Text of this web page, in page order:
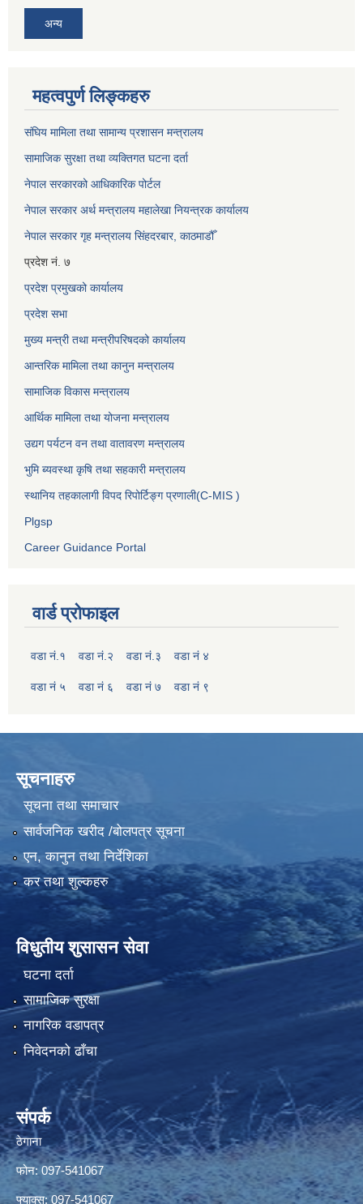
अन्य
महत्वपुर्ण लिङ्कहरु
संघिय मामिला तथा सामान्य प्रशासन मन्त्रालय
सामाजिक सुरक्षा तथा व्यक्तिगत घटना दर्ता
नेपाल सरकारको आधिकारिक पोर्टल
नेपाल सरकार अर्थ मन्त्रालय महालेखा नियन्त्रक कार्यालय
नेपाल सरकार गृह मन्त्रालय सिंहदरबार, काठमाडौँ
प्रदेश नं. ७
प्रदेश प्रमुखको कार्यालय
प्रदेश सभा
मुख्य मन्त्री तथा मन्त्रीपरिषदको कार्यालय
आन्तरिक मामिला तथा कानुन मन्त्रालय
सामाजिक विकास मन्त्रालय
आर्थिक मामिला तथा योजना मन्त्रालय
उद्यग पर्यटन वन तथा वातावरण मन्त्रालय
भुमि ब्यवस्था कृषि तथा सहकारी मन्त्रालय
स्थानिय तहकालागी विपद रिपोर्टिङ्ग प्रणाली(C-MIS )
Plgsp
Career Guidance Portal
वार्ड प्रोफाइल
वडा नं.१ वडा नं.२ वडा नं.३ वडा नं ४
वडा नं ५ वडा नं ६ वडा नं ७ वडा नं ९
सूचनाहरु
सूचना तथा समाचार
सार्वजनिक खरीद /बोलपत्र सूचना
एन, कानुन तथा निर्देशिका
कर तथा शुल्कहरु
विधुतीय शुसासन सेवा
घटना दर्ता
सामाजिक सुरक्षा
नागरिक वडापत्र
निवेदनको ढाँचा
संपर्क
ठेगाना
फोन: 097-541067
फ्याक्स: 097-541067